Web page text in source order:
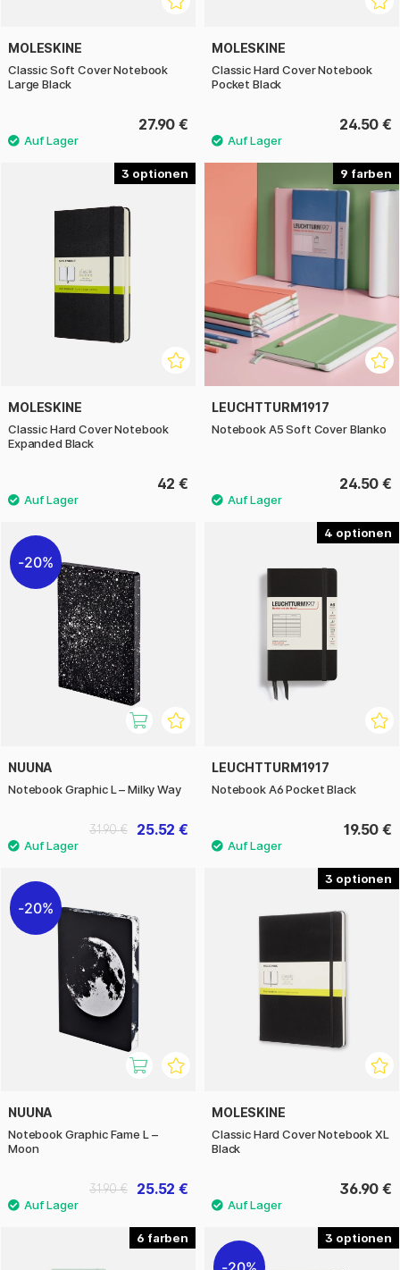
MOLESKINE
Classic Soft Cover Notebook
Large Black
27.90 €
MOLESKINE
Classic Hard Cover Notebook
Pocket Black
24.50 €
3
MOLESKINE
Classic Hard Cover Notebook
Expanded Black
42 €
9
LEUCHTTURM1917
Notebook A5 Soft Cover Blanko
24.50 €
20%
NUUNA
Notebook Graphic L – Milky Way
25.52 €
31.90 €
4
LEUCHTTURM1917
Notebook A6 Pocket Black
19.50 €
20%
NUUNA
Notebook Graphic Fame L –
Moon
25.52 €
31.90 €
3
MOLESKINE
Classic Hard Cover Notebook XL
Black
36.90 €
6 3